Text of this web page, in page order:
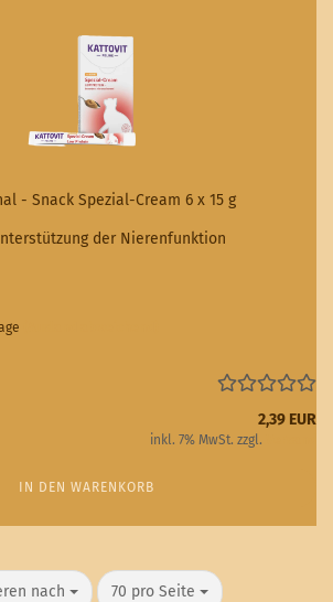
- Snack Spezial-Cream 6 x 15 g
der Nierenfunktion
2,39 EUR
inkl. 7% MwSt. zzgl.
IN DEN WARENKORB
nach
nach 70 pro Seite
pro Seite